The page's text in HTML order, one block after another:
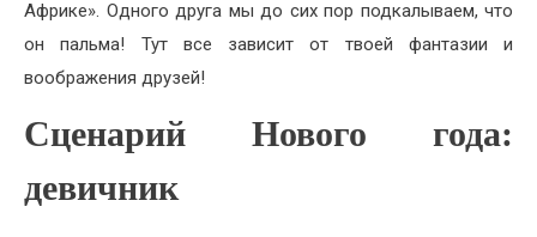
Африке». Одного друга мы до сих пор подкалываем, что
он пальма! Тут все зависит от твоей фантазии и
воображения друзей!
Сценарий Нового года:
девичник